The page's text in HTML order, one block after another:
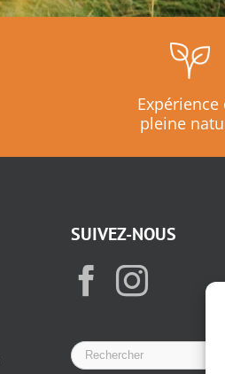
Expérience
pleine
SUIVEZ-NOUS